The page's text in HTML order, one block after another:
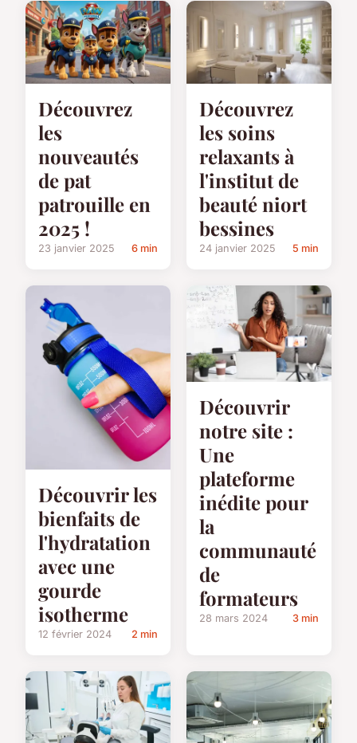
Découvrez
les
nouveautés
de pat
patrouille en
2025 !
23 janvier 2025 6 min
Découvrez
les soins
relaxants à
l'institut de
beauté niort
bessines
24 janvier 2025 5 min
Découvrir les
bienfaits de
l'hydratation
avec une
gourde
isotherme
12 février 2024 2 min
Découvrir
notre site :
Une
plateforme
inédite pour
la
communauté
de
formateurs
28 mars 2024 3 min